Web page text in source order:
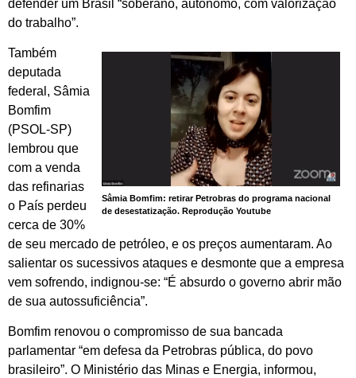
defender um Brasil “soberano, autônomo, com valorização
do trabalho”.
Sâmia Bomfim: retirar Petrobras do programa nacional
de desestatização. Reprodução Youtube
Também
deputada
federal, Sâmia
Bomfim
(PSOL-SP)
lembrou que
com a venda
das refinarias
o País perdeu
cerca de 30%
de seu mercado de petróleo, e os preços aumentaram. Ao
salientar os sucessivos ataques e desmonte que a empresa
vem sofrendo, indignou-se: “É absurdo o governo abrir mão
de sua autossuficiência”.
Bomfim renovou o compromisso de sua bancada
parlamentar “em defesa da Petrobras pública, do povo
brasileiro”. O Ministério das Minas e Energia, informou,